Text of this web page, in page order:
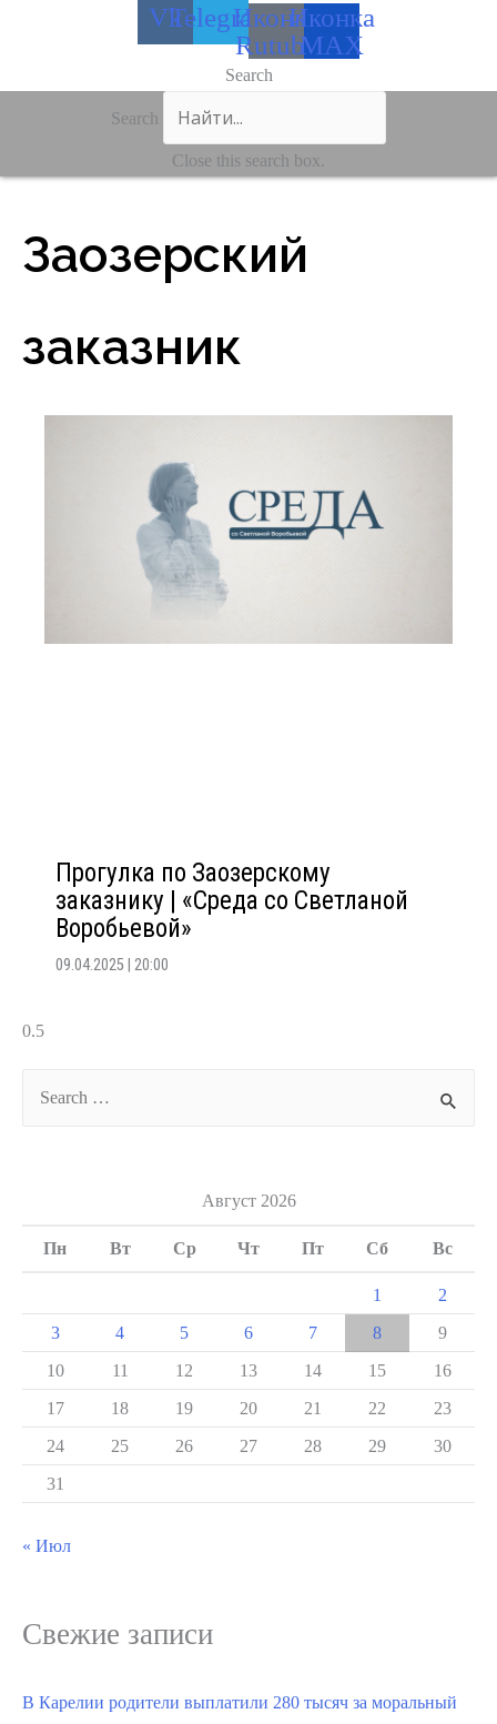
VkTelegramИконка
Rutube
Иконка
MAX
Search
Search
Close this search box.
Заозерский
заказник
Прогулка по Заозерскому
заказнику | «Среда со Светланой
Воробьевой»
09.04.2025 20:00
Август 2026
Пн Вт Ср Чт Пт Сб Вс
1
2
3
4 5 6 7 8
9
10
11 12 13 14 15
16
17
18 19 20 21 22
23
24
25 26 27 28 29
30
31
« Июл
Свежие записи
В Карелии родители выплатили 280 тысяч за моральный